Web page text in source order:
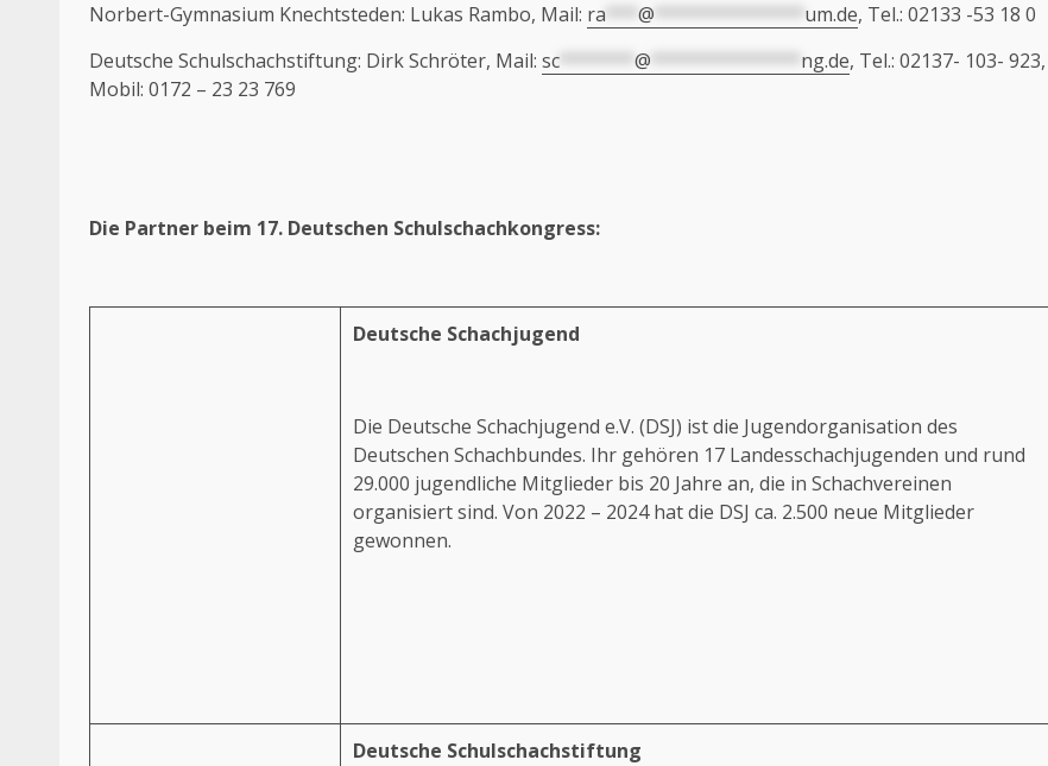
Norbert-Gymnasium Knechtsteden: Lukas Rambo, Mail: ra @ um.de, Tel.: 02133 -53 18 0
Deutsche Schulschachstiftung: Dirk Schröter, Mail: sc @ ng.de, Tel.: 02137- 103- 923,
Mobil: 0172 – 23 23 769
Die Partner beim 17. Deutschen Schulschachkongress:
Deutsche Schachjugend
Die Deutsche Schachjugend e.V. (DSJ) ist die Jugendorganisation des
Deutschen Schachbundes. Ihr gehören 17 Landesschachjugenden und rund
29.000 jugendliche Mitglieder bis 20 Jahre an, die in Schachvereinen
organisiert sind. Von 2022 – 2024 hat die DSJ ca. 2.500 neue Mitglieder
gewonnen.
Deutsche Schulschachstiftung